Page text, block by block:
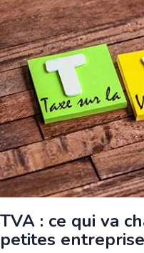
TVA : ce qui va
petites